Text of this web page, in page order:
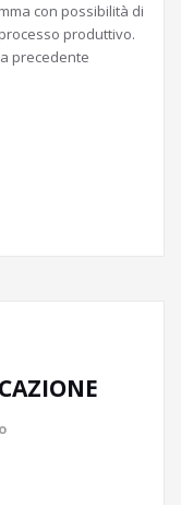
con possibilità di
produttivo.
precedente